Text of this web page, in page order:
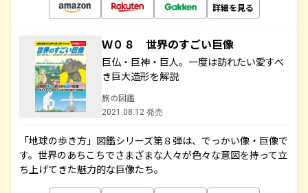
詳細を見る
Ｗ０８ 世界のすごい巨像
巨仏・巨神・巨人。一度は訪れたい愛すべ
き巨大造形を解説
旅の図鑑
2021.08.12 発売
「地球の歩き方」図鑑シリーズ第８弾は、でっかい像・巨像で
す。世界のあちこちでさまざまな人々が色々な意図を持って立
ち上げてきた魅力的な巨像たち。